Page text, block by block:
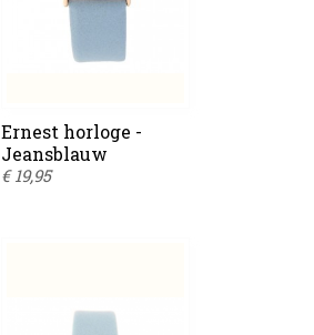
Ernest horloge -
Jeansblauw
€ 19,95